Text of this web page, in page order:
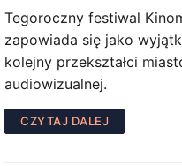
Tegoroczny festiwal
zapowiada się jako
kolejny przekształci
audiowizualnej.
CZYTAJ DALEJ